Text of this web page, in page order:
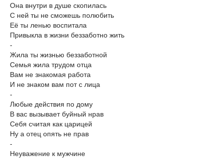
Она внутри в душе скопилась
С ней ты не сможешь полюбить
Её ты ленью воспитала
Привыкла в жизни беззаботно жить
-
Жила ты жизнью беззаботной
Семья жила трудом отца
Вам не знакомая работа
И не знаком вам пот с лица
-
Любые действия по дому
В вас вызывает буйный нрав
Себя считая как царицей
Ну а отец опять не прав
-
Неуважение к мужчине